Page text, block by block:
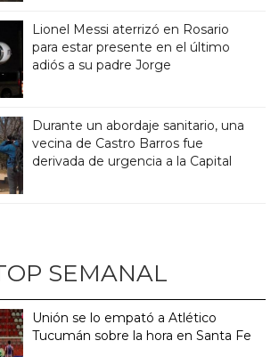
Lionel Messi aterrizó en Rosario
para estar presente en el último
adiós a su padre Jorge
Durante un abordaje sanitario, una
vecina de Castro Barros fue
derivada de urgencia a la Capital
SEMANAL
Unión se lo empató a Atlético
Tucumán sobre la hora en Santa Fe